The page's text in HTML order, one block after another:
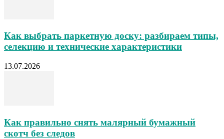
Как выбрать паркетную доску: разбираем типы,
селекцию и технические характеристики
13.07.2026
Как правильно снять малярный бумажный
скотч без следов